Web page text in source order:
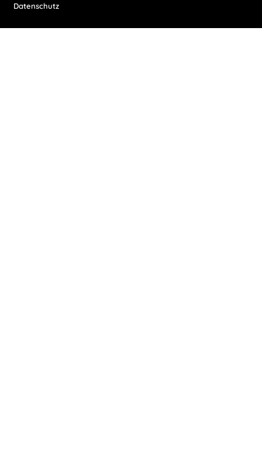
Datenschutz